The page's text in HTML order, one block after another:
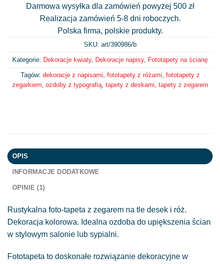
Darmowa wysyłka dla zamówień powyżej 500 zł
Realizacja zamówień 5-8 dni roboczych.
Polska firma, polskie produkty.
SKU: art/390986/b
Kategorie: Dekoracje kwiaty, Dekoracje napisy, Fototapety na ścianę
Tagów: dekoracje z napisami fototapety z różami fototapety z
zegarkiem ozdoby z typografią, tapety z deskami tapety z zegarem
OPIS
INFORMACJE DODATKOWE
OPINIE (1)
Rustykalna foto-tapeta z zegarem na tle desek i róż.
Dekoracja kolorowa. Idealna ozdoba do upiększenia ścian
w stylowym salonie lub sypialni.
Fototapeta to doskonałe rozwiązanie dekoracyjne w